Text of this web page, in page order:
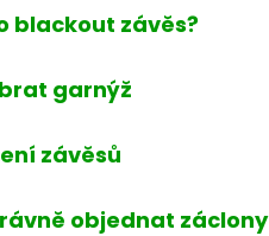
blackout závěs?
garnýž
závěsů
objednat záclony